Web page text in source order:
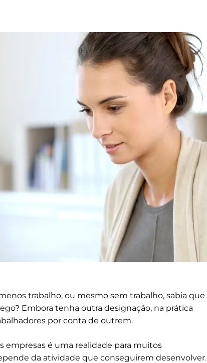
trabalho, ou mesmo sem trabalho, sabia que
Embora tenha outra designação, na prática
por conta de outrem.
empresas é uma realidade para muitos
da atividade que conseguirem desenvolver.